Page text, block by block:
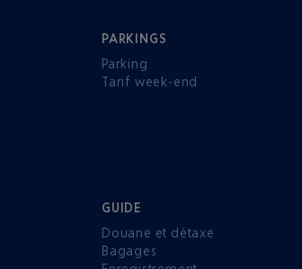
PARKINGS
Parking
Tarif week-end
GUIDE
Douane et détaxe
Bagages